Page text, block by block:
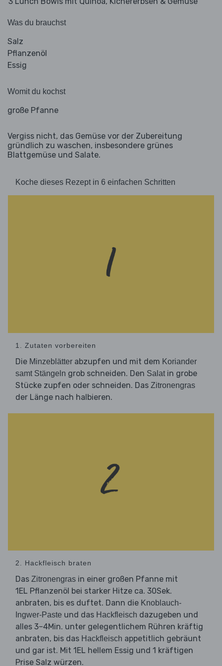
Was du brauchst
Salz
Pflanzenöl
Essig
Womit du kochst
große Pfanne
Vergiss nicht, das Gemüse vor der Zubereitung
gründlich zu waschen, insbesondere grünes
Blattgemüse und Salate.
Koche dieses Rezept in 6 einfachen Schritten
1. Zutaten vorbereiten
Die Minzeblätter abzupfen und mit dem Koriander
samt Stängeln grob schneiden. Den Salat in grobe
Stücke zupfen oder schneiden. Das Zitronengras
der Länge nach halbieren.
2. Hackfleisch braten
Das Zitronengras in einer großen Pfanne mit
1EL Pflanzenöl bei starker Hitze ca. 30Sek.
anbraten, bis es duftet. Dann die Knoblauch-
Ingwer-Paste und das Hackfleisch dazugeben und
alles 3–4Min. unter gelegentlichem Rühren kräftig
anbraten, bis das Hackfleisch appetitlich gebräunt
und gar ist. Mit 1EL hellem Essig und 1 kräftigen
Prise Salz würzen.